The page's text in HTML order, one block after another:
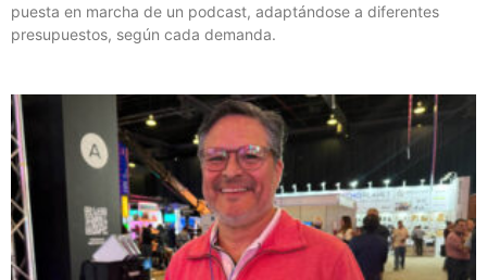
puesta en marcha de un podcast, adaptándose a diferentes
presupuestos, según cada demanda.